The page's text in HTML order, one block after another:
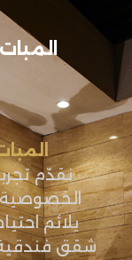
المبات
نقدّم
يلائم
شقق